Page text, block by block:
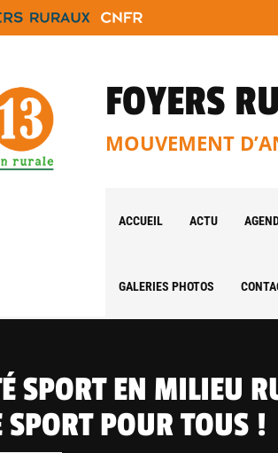
FOYERS
MOUVEMENT
ACCUEIL ACTU
GALERIES PHOTOS
SPORT EN MILIEU
SPORT POUR TOUS !